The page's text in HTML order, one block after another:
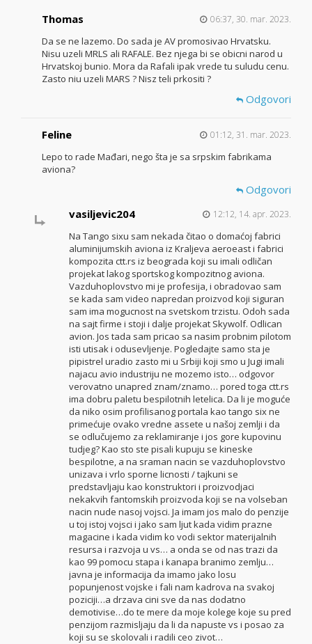
Thomas 06:37, 30. mar. 2023.
Da se ne lazemo. Do sada je AV promosivao Hrvatsku.
Nisu uzeli MRLS ali RAFALE. Bez njega bi se obicni narod u
Hrvatskoj bunio. Mora da Rafali ipak vrede tu suludu cenu.
Zasto niu uzeli MARS ? Nisz teli prkositi ?
Odgovori
Feline 01:12, 31. mar. 2023.
Lepo to rade Mađari, nego šta je sa srpskim fabrikama
aviona?
Odgovori
vasiljevic204
12:12, 14. apr. 2023.
Na Tango sixu sam nekada čitao o domaćoj fabrici
aluminijumskih aviona iz Kraljeva aeroeast i fabrici
kompozita ctt.rs iz beograda koji su imali odličan
projekat lakog sportskog kompozitnog aviona.
Vazduhoplovstvo mi je profesija, i obradovao sam
se kada sam video napredan proizvod koji siguran
sam ima mogucnost na svetskom trzistu. Odoh sada
na sajt firme i stoji i dalje projekat Skywolf. Odlican
avion. Jos tada sam pricao sa nasim probnim pilotom
isti utisak i odusevljenje. Pogledajte samo sta je
pipistrel uradio zasto mi u Srbiji koji smo u Jugi imali
najacu avio industriju ne mozemo isto… odgovor
verovatno unapred znam/znamo… pored toga ctt.rs
ima dobru paletu bespilotnih letelica. Da li je moguće
da niko osim profilisanog portala kao tango six ne
primećuje ovako vredne assete u našoj zemlji i da
se odlučujemo za reklamiranje i jos gore kupovinu
tudjeg? Kao sto ste pisali kupuju se kineske
bespilotne, a na sraman nacin se vazduhoplovstvo
unizava i vrlo sporne licnosti / tajkuni se
predstavljaju kao konstruktori i proizvodjaci
nekakvih fantomskih proizvoda koji se na volseban
nacin nude nasoj vojsci. Ja imam jos malo do penzije
u toj istoj vojsci i jako sam ljut kada vidim prazne
magacine i kada vidim ko vodi sektor materijalnih
resursa i razvoja u vs… a onda se od nas trazi da
kao 99 pomocu stapa i kanapa branimo zemlju…
javna je informacija da imamo jako losu
popunjenost vojske i fali nam kadrova na svakoj
poziciji…a drzava cini sve da nas dodatno
demotivise…do te mere da moje kolege koje su pred
penzijom razmisljaju da li da napuste vs i posao za
koji su se skolovali i radili ceo zivot…